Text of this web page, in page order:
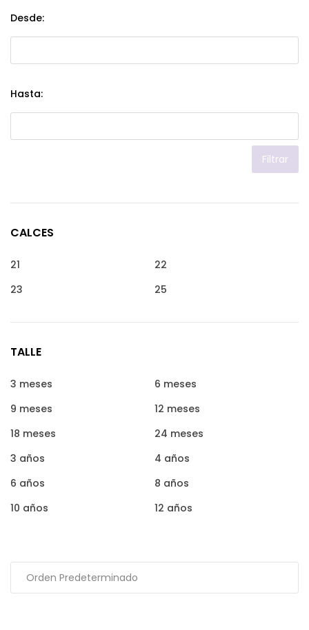
Desde:
Hasta:
Filtrar
CALCES
21
22
23
25
TALLE
3 meses
6 meses
9 meses
12 meses
18 meses
24 meses
3 años
4 años
6 años
8 años
10 años
12 años